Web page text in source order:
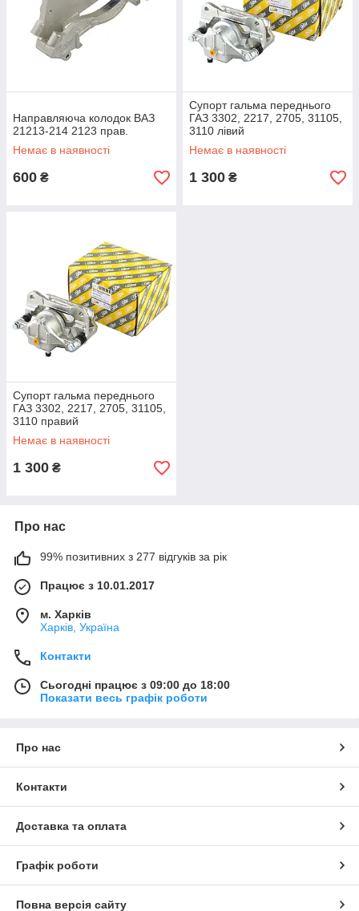
Направляюча колодок ВАЗ
21213-214 2123 прав.
Немає в наявності
600 ₴
Супорт гальма переднього
ГАЗ 3302, 2217, 2705, 31105,
3110 лівий
Немає в наявності
1 300 ₴
Супорт гальма переднього
ГАЗ 3302, 2217, 2705, 31105,
3110 правий
Немає в наявності
1 300 ₴
Про нас
99% позитивних з 277 відгуків за рік
Працює з 10.01.2017
м. Харків
Харків, Україна
Контакти
Сьогодні працює з 09:00 до 18:00
Показати весь графік роботи
Про нас
Контакти
Доставка та оплата
Графік роботи
Повна версія сайту